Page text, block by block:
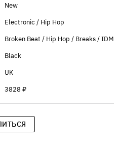
New
Electronic / Hip Hop
Broken Beat / Hip Hop / Breaks / IDM
Black
UK
3828 ₽